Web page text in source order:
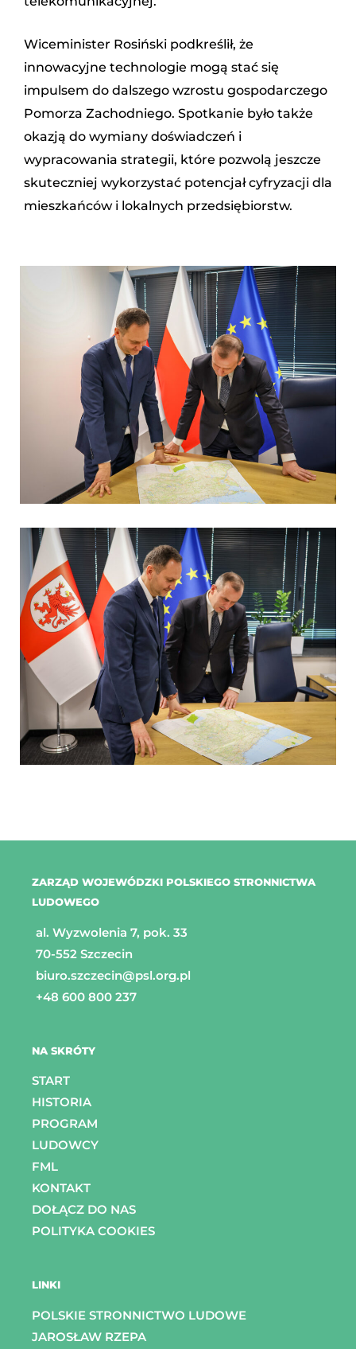
Wiceminister Rosiński podkreślił, że
innowacyjne technologie mogą stać się
impulsem do dalszego wzrostu gospodarczego
Pomorza Zachodniego. Spotkanie było także
okazją do wymiany doświadczeń i
wypracowania strategii, które pozwolą jeszcze
skuteczniej wykorzystać potencjał cyfryzacji dla
mieszkańców i lokalnych przedsiębiorstw.
ZARZĄD WOJEWÓDZKI POLSKIEGO STRONNICTWA
LUDOWEGO
al. Wyzwolenia 7, pok. 33
70-552 Szczecin
biuro.szczecin@psl.org.pl
+48 600 800 237
NA SKRÓTY
START
HISTORIA
PROGRAM
LUDOWCY
FML
KONTAKT
DOŁĄCZ DO NAS
POLITYKA COOKIES
LINKI
POLSKIE STRONNICTWO LUDOWE
JAROSŁAW RZEPA